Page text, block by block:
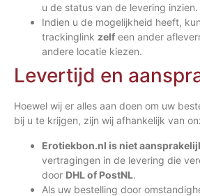
u de status van de levering inzien.
Indien u de mogelijkheid heeft,
trackinglink zelf een ander
andere locatie kiezen.
Levertijd en
Hoewel wij er alles aan doen om uw
bij u te krijgen, zijn wij afhankelijk van
Erotiekbon.nl is niet
vertragingen in de levering die
door DHL of PostNL.
Als uw bestelling door